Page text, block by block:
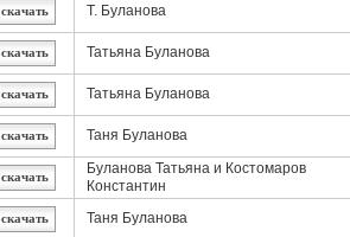
скачать Т. Буланова
скачать Татьяна Буланова
скачать Татьяна Буланова
скачать Таня Буланова
скачать
Буланова Татьяна и Костомаров
Константин
скачать Таня Буланова